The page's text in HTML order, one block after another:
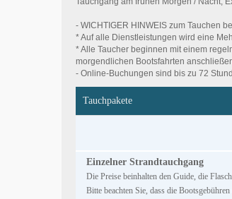
- WICHTIGER HINWEIS zum Tauchen
* Auf alle Dienstleistungen wird eine
* Alle Taucher beginnen mit einem
morgendlichen Bootsfahrten
- Online-Buchungen sind bis zu 72
Tauchpakete
Einzelner Strandtauchgang
Die Preise beinhalten den Guide, die
Bitte beachten Sie, dass die